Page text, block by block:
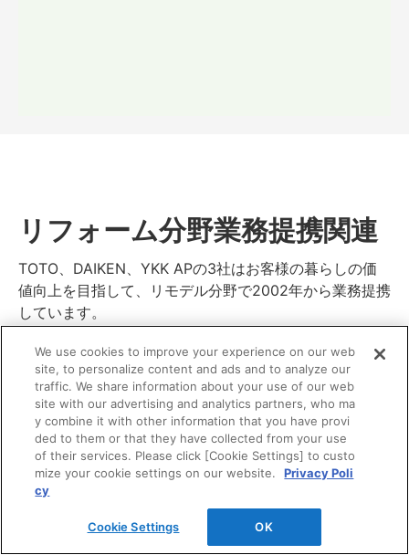
リフォーム分野業務提携関連
TOTO、DAIKEN、YKK APの3社はお客様の暮らしの価
値向上を目指して、リモデル分野で2002年から業務提携
しています。
We use cookies to improve your experience on our web
site, to personalize content and ads and to analyze our
traffic. We share information about your use of our web
site with our advertising and analytics partners, who ma
y combine it with other information that you have provi
ded to them or that they have collected from your use
of their services. Please click [Cookie Settings] to custo
mize your cookie settings on our website.
Privacy Poli
cy
Cookie Settings OK